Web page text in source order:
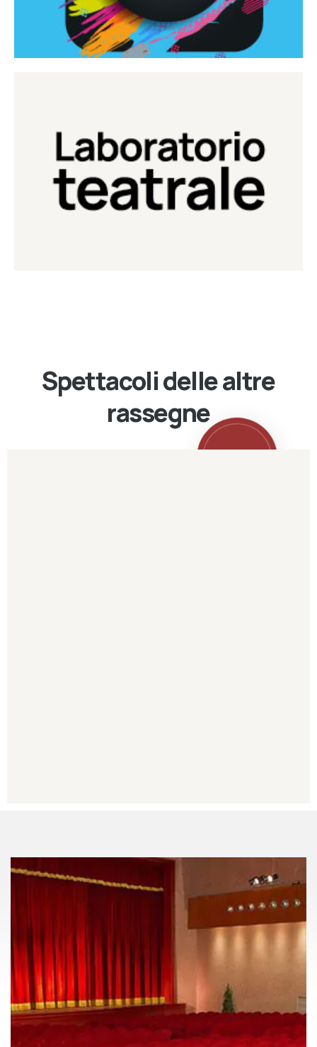
Laboratorio Teatrale
Laboratorio di teatro del Teatro Eduardo de Filippo
Continua
Spettacoli delle altre
rassegne